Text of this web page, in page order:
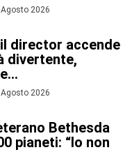
Agosto 2026
director accende
divertente,
Agosto 2026
Bethesda
pianeti: “Io non